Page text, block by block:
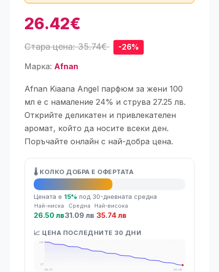
26.42€
Стара цена: 35.74€ -26%
Марка: Afnan
Afnan Kiaana Angel парфюм за жени 100
мл е с намаление 24% и струва 27.25 лв.
Открийте деликатен и привлекателен
аромат, който да носите всеки ден.
Поръчайте онлайн с най-добра цена.
🌡️ КОЛКО ДОБРА Е ОФЕРТАТА
👍 Добра оферта
Цената е 15% под 30-дневната средна
Най-ниска
26.50 лв
Средна
31.09 лв
Най-висока
35.74 лв
📈 ЦЕНА ПОСЛЕДНИТЕ 30 ДНИ
36
27
08.07
06.08